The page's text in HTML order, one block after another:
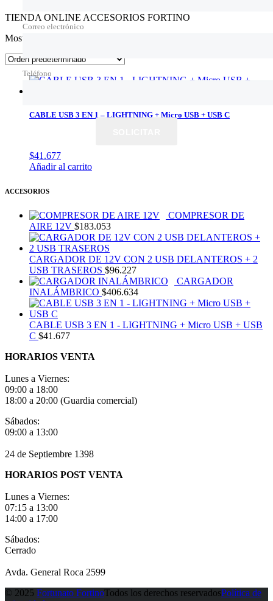
TIENDA ONLINE ACCESORIOS FORTINO
Mostrando el único resultado
CABLE USB 3 EN 1 – LIGHTNING + Micro USB + USB C
$41.677
Añadir al carrito
ACCESORIOS
COMPRESOR DE
AIRE 12V $183.053
CARGADOR DE 12V CON 2 USB DELANTEROS + 2
USB TRASEROS $96.227
CARGADOR
INALÁMBRICO $406.634
CABLE USB 3 EN 1 - LIGHTNING + Micro USB + USB
C $41.677
HORARIOS VENTA
Lunes a Viernes:
09:00 a 18:00
18:00 a 20:00 (Guardia comercial)
Sábados:
09:00 a 13:00
24 de Septiembre 1398
HORARIOS POST VENTA
Lunes a Viernes:
07:15 a 13:00
14:00 a 17:00
Sábados:
Cerrado
Avda. General Roca 2599
© 2025 Fortunato FortinoTodos los derechos reservadosPolítica de
Correo electrónico
Teléfono